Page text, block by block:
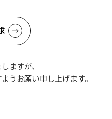
ますが、
うお願い申し上げます。